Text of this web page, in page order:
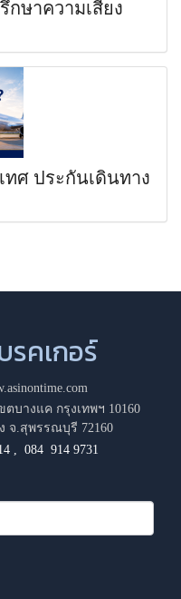
กษาความเสี่ยง
ทศ ประกันเดินทาง
รคเกอร์
บางแค กรุงเทพฯ 10160
จ.สุพรรณบุรี 72160
,084 914 9731